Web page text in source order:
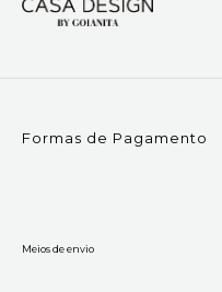
Formas de Pagamento
Meios de envio